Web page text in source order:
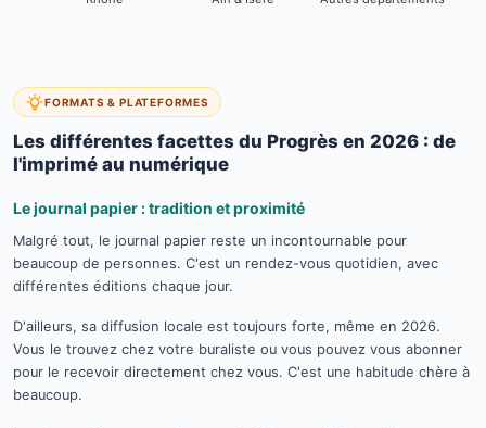
FORMATS & PLATEFORMES
Les différentes facettes du Progrès en 2026 : de
l'imprimé au numérique
Le journal papier : tradition et proximité
Malgré tout, le journal papier reste un incontournable pour
beaucoup de personnes. C'est un rendez-vous quotidien, avec
différentes éditions chaque jour.
D'ailleurs, sa diffusion locale est toujours forte, même en 2026.
Vous le trouvez chez votre buraliste ou vous pouvez vous abonner
pour le recevoir directement chez vous. C'est une habitude chère à
beaucoup.